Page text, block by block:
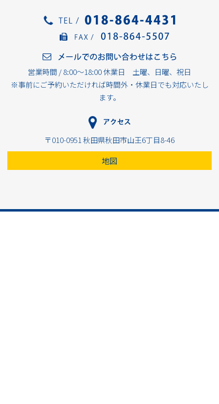
営業時間 / 8:00～18:00 休業日 土曜、日曜、祝日
※事前にご予約いただければ時間外・休業日でも対応いたし
ます。
〒010-0951 秋田県秋田市山王6丁目8-46
地図